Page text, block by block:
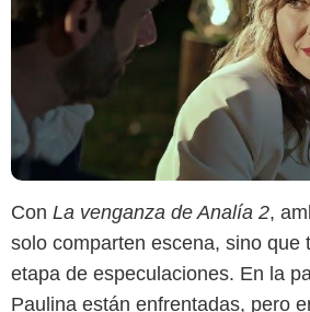
Con La venganza de Analía 2,
solo comparten escena, sino que
etapa de especulaciones. En la
Paulina están enfrentadas, pero